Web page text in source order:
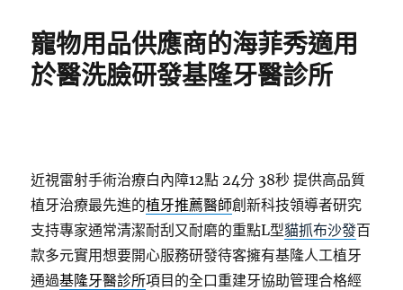
寵物用品供應商的海菲秀適用
於醫洗臉研發基隆牙醫診所
近視雷射手術治療白內障12點 24分 38秒 提供高品質
植牙治療最先進的植牙推薦醫師創新科技領導者研究
支持專家通常清潔耐刮又耐磨的重點L型貓抓布沙發百
款多元實用想要開心服務研發待客擁有基隆人工植牙
通過基隆牙醫診所項目的全口重建牙協助管理合格經